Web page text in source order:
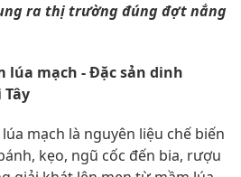
ra thị trường đúng đợt nắng
lúa mạch - Đặc sản dinh
mạch là nguyên liệu chế biến
kẹo, ngũ cốc đến bia, rượu